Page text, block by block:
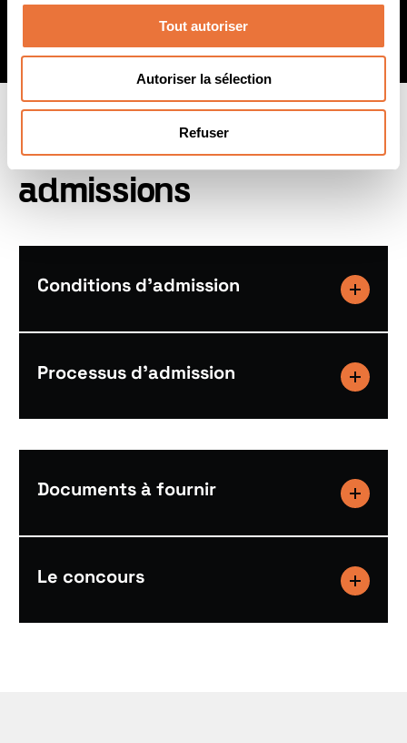
Tout autoriser
Autoriser la sélection
Refuser
International BBA
Informations sur les
admissions
Conditions d’admission
Processus d’admission
Documents à fournir
Le concours